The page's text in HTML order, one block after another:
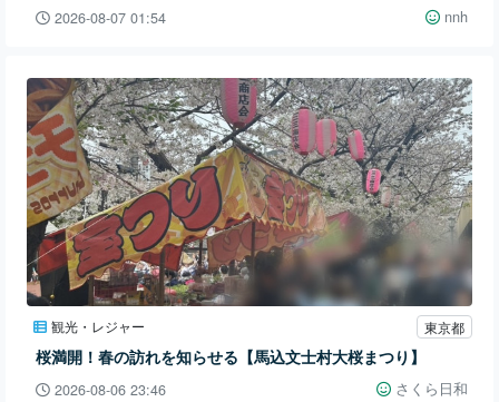
2026-08-07 01:54 nnh
観光・レジャー 東京都
桜満開！春の訪れを知らせる【馬込文士村大桜まつり】
2026-08-06 23:46 さくら日和